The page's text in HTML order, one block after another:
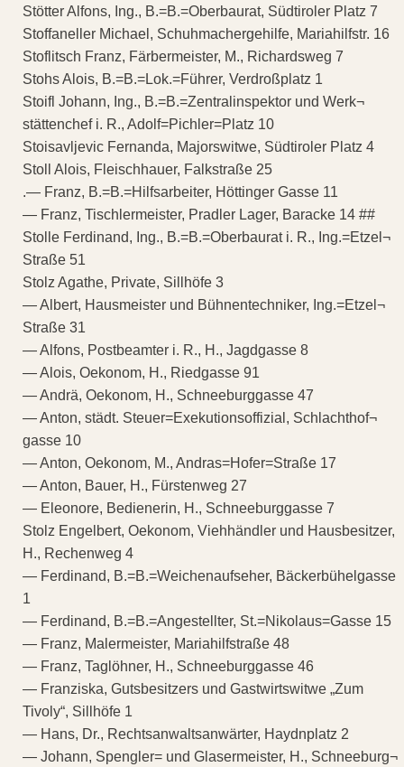
Stötter Alfons, Ing., B.=B.=Oberbaurat, Südtiroler Platz 7
Stoffaneller Michael, Schuhmachergehilfe, Mariahilfstr. 16
Stoflitsch Franz, Färbermeister, M., Richardsweg 7
Stohs Alois, B.=B.=Lok.=Führer, Verdroßplatz 1
Stoifl Johann, Ing., B.=B.=Zentralinspektor und Werk¬
stättenchef i. R., Adolf=Pichler=Platz 10
Stoisavljevic Fernanda, Majorswitwe, Südtiroler Platz 4
Stoll Alois, Fleischhauer, Falkstraße 25
.— Franz, B.=B.=Hilfsarbeiter, Höttinger Gasse 11
— Franz, Tischlermeister, Pradler Lager, Baracke 14 ##
Stolle Ferdinand, Ing., B.=B.=Oberbaurat i. R., Ing.=Etzel¬
Straße 51
Stolz Agathe, Private, Sillhöfe 3
— Albert, Hausmeister und Bühnentechniker, Ing.=Etzel¬
Straße 31
— Alfons, Postbeamter i. R., H., Jagdgasse 8
— Alois, Oekonom, H., Riedgasse 91
— Andrä, Oekonom, H., Schneeburggasse 47
— Anton, städt. Steuer=Exekutionsoffizial, Schlachthof¬
gasse 10
— Anton, Oekonom, M., Andras=Hofer=Straße 17
— Anton, Bauer, H., Fürstenweg 27
— Eleonore, Bedienerin, H., Schneeburggasse 7
Stolz Engelbert, Oekonom, Viehhändler und Hausbesitzer,
H., Rechenweg 4
— Ferdinand, B.=B.=Weichenaufseher, Bäckerbühelgasse
1
— Ferdinand, B.=B.=Angestellter, St.=Nikolaus=Gasse 15
— Franz, Malermeister, Mariahilfstraße 48
— Franz, Taglöhner, H., Schneeburggasse 46
— Franziska, Gutsbesitzers und Gastwirtswitwe „Zum
Tivoly“, Sillhöfe 1
— Hans, Dr., Rechtsanwaltsanwärter, Haydnplatz 2
— Johann, Spengler= und Glasermeister, H., Schneeburg¬